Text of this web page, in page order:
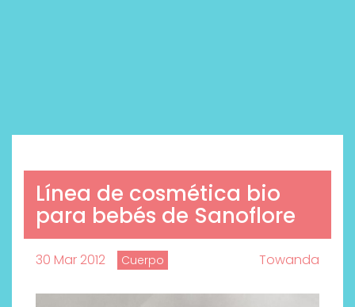
Línea de cosmética bio
para bebés de Sanoflore
30 Mar 2012 Cuerpo Towanda